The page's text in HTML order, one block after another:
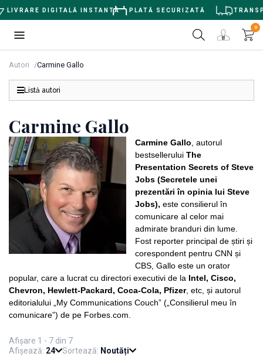
LIVRARE DIGITALĂ INSTANTĂ PLATĂ SECURIZATĂ
0
Autori Carmine Gallo
Listă autori
Carmine Gallo
Carmine Gallo , autorul
bestsellerului The
Presentation Secrets of Steve
Jobs (Secretele unei
prezentări în opinia lui Steve
Jobs), este consilierul în
comunicare al celor mai
admirate branduri din lume.
Fost reporter principal de știri și
corespondent pentru CNN și
CBS, Gallo este un orator
popular, care a lucrat cu directori executivi de la Intel, Cisco,
Chevron, Hewlett-Packard, Coca-Cola, Pfizer, etc, și autorul
editorialului „My Communications Couch” („Consilierul meu în
comunicare”) de pe Forbes.com.
Afișare 1 - 7 din 7
Afișează: 24 Sortează: Noutăți